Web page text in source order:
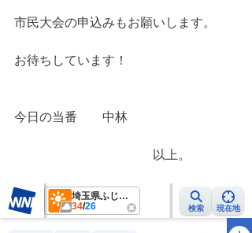
市民大会の申込みもお願いします。
お待ちしています！
今日の当番　　中林
以上。